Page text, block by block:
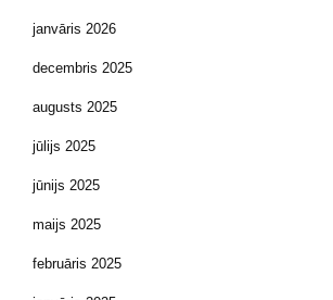
janvāris 2026
decembris 2025
augusts 2025
jūlijs 2025
jūnijs 2025
maijs 2025
februāris 2025